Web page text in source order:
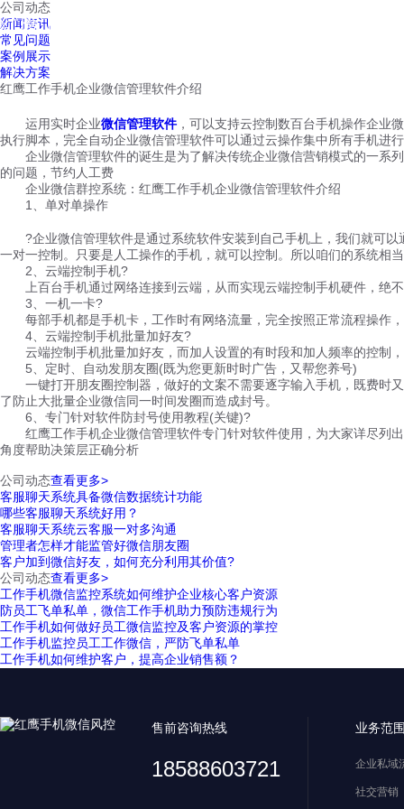
红鹰工作手机
公司动态
新闻资讯
常见问题
案例展示
解决方案
红鹰工作手机企业微信管理软件介绍
运用实时企业微信管理软件，可以支持云控制数百台手机操作企业
执行脚本，完全自动企业微信管理软件可以通过云操作集中所有手机进
企业微信管理软件的诞生是为了解决传统企业微信营销模式的一系
的问题，节约人工费
企业微信群控系统：红鹰工作手机企业微信管理软件介绍
1、单对单操作
?企业微信管理软件是通过系统软件安装到自己手机上，我们就可以
一对一控制。只要是人工操作的手机，就可以控制。所以咱们的系统相
2、云端控制手机?
上百台手机通过网络连接到云端，从而实现云端控制手机硬件，绝
3、一机一卡?
每部手机都是手机卡，工作时有网络流量，完全按照正常流程操作
4、云端控制手机批量加好友?
云端控制手机批量加好友，而加人设置的有时段和加人频率的控制
5、定时、自动发朋友圈(既为您更新时时广告，又帮您养号)
一键打开朋友圈控制器，做好的文案不需要逐字输入手机，既费时
了防止大批量企业微信同一时间发圈而造成封号。
6、专门针对软件防封号使用教程(关键)?
红鹰工作手机企业微信管理软件专门针对软件使用，为大家详尽列
角度帮助决策层正确分析
公司动态查看更多>
客服聊天系统具备微信数据统计功能
哪些客服聊天系统好用？
客服聊天系统云客服一对多沟通
管理者怎样才能监管好微信朋友圈
客户加到微信好友，如何充分利用其价值?
公司动态查看更多>
工作手机微信监控系统如何维护企业核心客户资源
防员工飞单私单，微信工作手机助力预防违规行为
工作手机如何做好员工微信监控及客户资源的掌控
工作手机监控员工工作微信，严防飞单私单
工作手机如何维护客户，提高企业销售额？
售前咨询热线
18588603721
业务范
企业私域
社交营销